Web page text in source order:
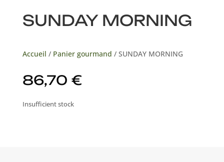
SUNDAY MORNING
Accueil / Panier gourmand / SUNDAY MORNING
86,70 €
Insufficient stock